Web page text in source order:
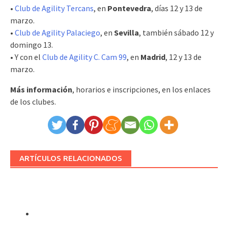
• Club de Agility Tercans, en Pontevedra, días 12 y 13 de
marzo.
• Club de Agility Palaciego, en Sevilla, también sábado 12 y
domingo 13.
• Y con el Club de Agility C. Cam 99, en Madrid, 12 y 13 de
marzo.
Más información, horarios e inscripciones, en los enlaces
de los clubes.
ARTÍCULOS RELACIONADOS